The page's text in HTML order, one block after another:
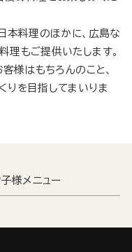
本料理のほかに、広島な
理もご提供いたします。
様はもちろんのこと、
りを目指してまいりま
様メニュー